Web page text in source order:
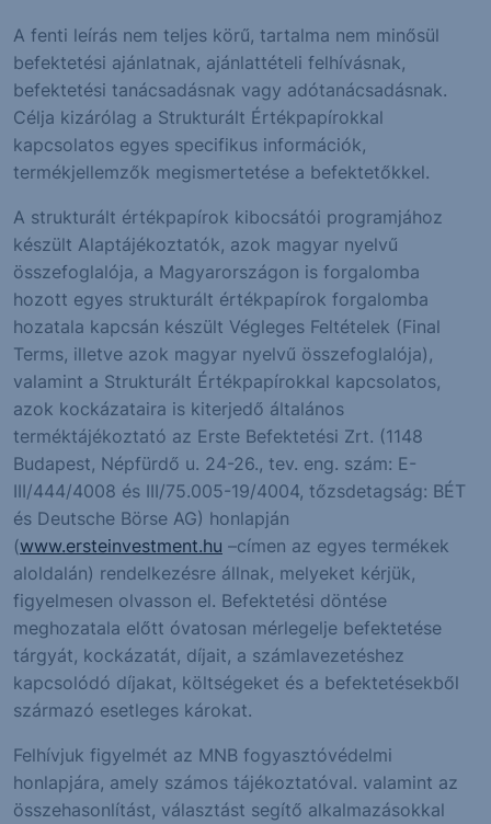
A fenti leírás nem teljes körű, tartalma nem minősül
befektetési ajánlatnak, ajánlattételi felhívásnak,
befektetési tanácsadásnak vagy adótanácsadásnak.
Célja kizárólag a Strukturált Értékpapírokkal
kapcsolatos egyes specifikus információk,
termékjellemzők megismertetése a befektetőkkel.
A strukturált értékpapírok kibocsátói programjához
készült Alaptájékoztatók, azok magyar nyelvű
összefoglalója, a Magyarországon is forgalomba
hozott egyes strukturált értékpapírok forgalomba
hozatala kapcsán készült Végleges Feltételek (Final
Terms, illetve azok magyar nyelvű összefoglalója),
valamint a Strukturált Értékpapírokkal kapcsolatos,
azok kockázataira is kiterjedő általános
terméktájékoztató az Erste Befektetési Zrt. (1148
Budapest, Népfürdő u. 24-26., tev. eng. szám: E-
III/444/4008 és III/75.005-19/4004, tőzsdetagság: BÉT
és Deutsche Börse AG) honlapján
(www.ersteinvestment.hu –címen az egyes termékek
aloldalán) rendelkezésre állnak, melyeket kérjük,
figyelmesen olvasson el. Befektetési döntése
meghozatala előtt óvatosan mérlegelje befektetése
tárgyát, kockázatát, díjait, a számlavezetéshez
kapcsolódó díjakat, költségeket és a befektetésekből
származó esetleges károkat.
Felhívjuk figyelmét az MNB fogyasztóvédelmi
honlapjára, amely számos tájékoztatóval. valamint az
összehasonlítást, választást segítő alkalmazásokkal